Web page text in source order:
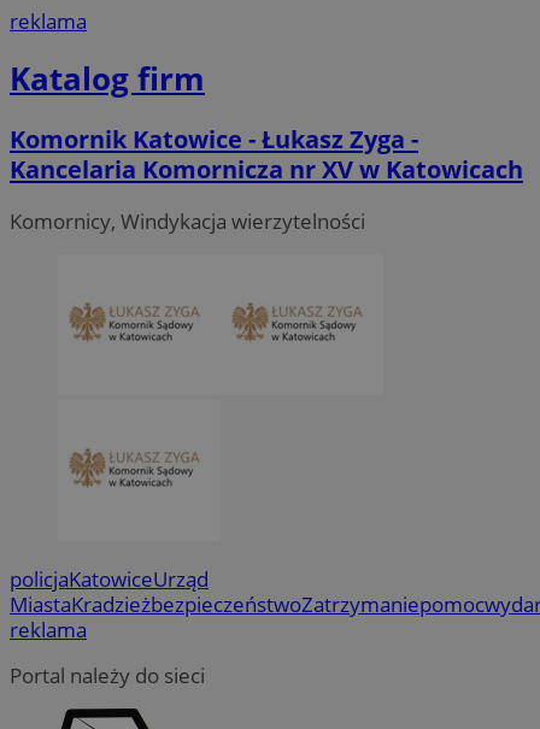
reklama
Katalog firm
Komornik Katowice - Łukasz Zyga -
Kancelaria Komornicza nr XV w Katowicach
Komornicy, Windykacja wierzytelności
policjaKatowiceUrząd
MiastaKradzieżbezpieczeństwoZatrzymaniepomoc
reklama
Portal należy do sieci